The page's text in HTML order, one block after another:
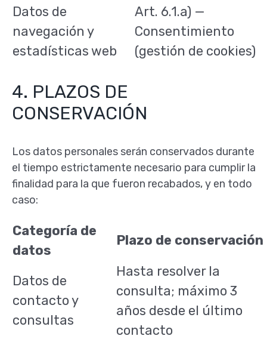
Datos de
navegación y
estadísticas web
Art. 6.1.a) —
Consentimiento
(gestión de cookies)
4. PLAZOS DE
CONSERVACIÓN
Los datos personales serán conservados durante
el tiempo estrictamente necesario para cumplir la
finalidad para la que fueron recabados, y en todo
caso:
Categoría de
datos
Plazo de conservación
Datos de
contacto y
consultas
Hasta resolver la
consulta; máximo 3
años desde el último
contacto